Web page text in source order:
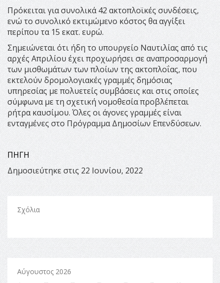
Πρόκειται για συνολικά 42 ακτοπλοϊκές συνδέσεις,
ενώ το συνολικό εκτιμώμενο κόστος θα αγγίξει
περίπου τα 15 εκατ. ευρώ.
Σημειώνεται ότι ήδη το υπουργείο Ναυτιλίας από τις
αρχές Απριλίου έχει προχωρήσει σε αναπροσαρμογή
των μισθωμάτων των πλοίων της ακτοπλοΐας, που
εκτελούν δρομολογιακές γραμμές δημόσιας
υπηρεσίας με πολυετείς συμβάσεις και στις οποίες
σύμφωνα με τη σχετική νομοθεσία προβλέπεται
ρήτρα καυσίμου. Όλες οι άγονες γραμμές είναι
ενταγμένες στο Πρόγραμμα Δημοσίων Επενδύσεων.
ΠΗΓΗ
Δημοσιεύτηκε στις 22 Ιουνίου, 2022
Σχόλια
Αύγουστος 2026